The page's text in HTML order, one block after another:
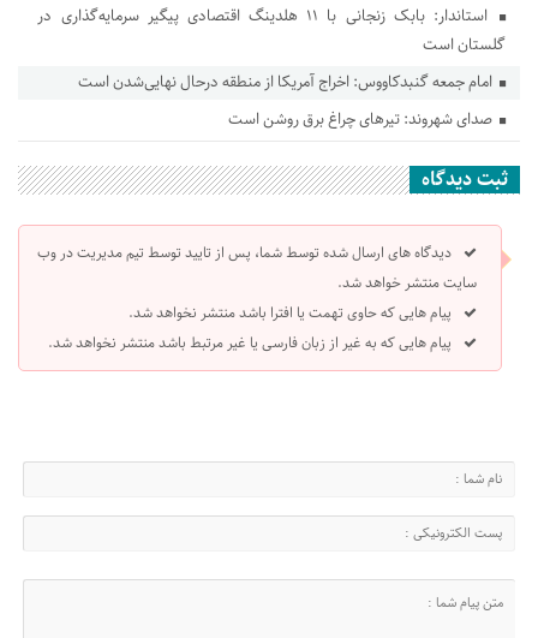
استاندار: بابک زنجانی با ۱۱ هلدینگ اقتصادی پیگیر سرمایه‌گذاری در
گلستان است
امام جمعه گنبدکاووس: اخراج آمریکا از منطقه درحال نهایی‌شدن است
صدای شهروند: تیرهای چراغ برق روشن است
ثبت دیدگاه
دیدگاه های ارسال شده توسط شما، پس از تایید توسط تیم مدیریت در وب
سایت منتشر خواهد شد.
پیام هایی که حاوی تهمت یا افترا باشد منتشر نخواهد شد.
پیام هایی که به غیر از زبان فارسی یا غیر مرتبط باشد منتشر نخواهد شد.